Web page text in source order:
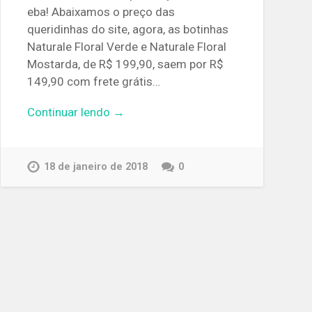
eba! Abaixamos o preço das
queridinhas do site, agora, as botinhas
Naturale Floral Verde e Naturale Floral
Mostarda, de R$ 199,90, saem por R$
149,90 com frete grátis…
Continuar lendo →
18 de janeiro de 2018 0